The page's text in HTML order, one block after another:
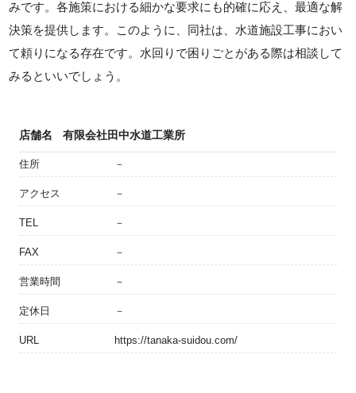
みです。各施策における細かな要求にも的確に応え、最適な解
決策を提供します。このように、同社は、水道施設工事におい
て頼りになる存在です。水回りで困りごとがある際は相談して
みるといいでしょう。
店舗名 有限会社田中水道工業所
住所 －
アクセス －
TEL －
FAX －
営業時間 －
定休日 －
URL https://tanaka-suidou.com/